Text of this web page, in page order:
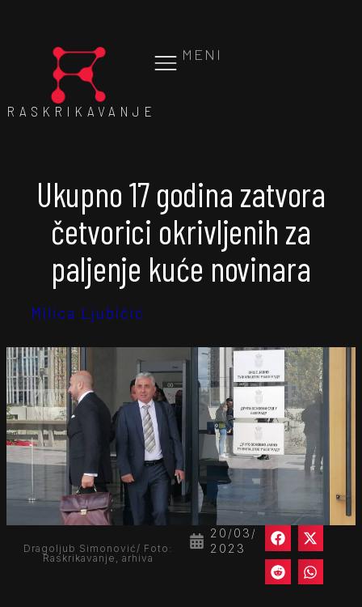
MENI
RASKRIKAVANJE
Ukupno 17 godina zatvora
četvorici okrivljenih za
paljenje kuće novinara
Milica Ljubičić
20/03/
2023
Dragoljub Simonović/ Foto:
Raskrikavanje, arhiva